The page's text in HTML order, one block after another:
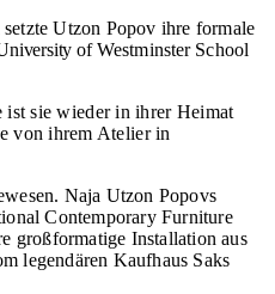
setzte Utzon Popov ihre formale
of WestminsterSchool
ist sie wieder in ihrer Heimat
von ihrem Atelier in
Naja Utzon Popovs
Contemporary Furniture
großformatige Installation aus
legendären Kaufhaus Saks